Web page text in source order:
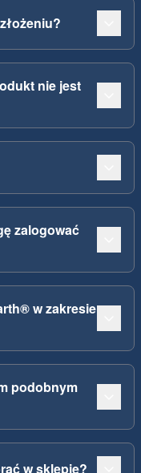
nie jest
zalogować
w zakresie
podobnym
w sklepie?